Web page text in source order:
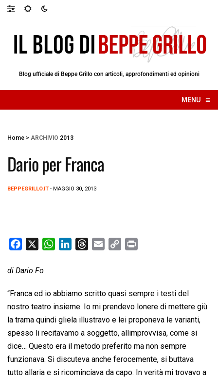
Blog ufficiale di Beppe Grillo con articoli, approfondimenti ed opinioni
MENU ≡
☰
Home > ARCHIVIO 2013
Dario per Franca
BEPPEGRILLO.IT - MAGGIO 30, 2013
c
b
o
o
k
W
s
A
p
p
e
d
I
n
a
d
s
l
L
i
n
k
t
di Dario Fo
“Franca ed io abbiamo scritto quasi sempre i testi del
nostro teatro insieme. Io mi prendevo lonere di mettere giù
la trama quindi gliela illustravo e lei proponeva le varianti,
spesso li recitavamo a soggetto, allimprovvisa, come si
dice… Questo era il metodo preferito ma non sempre
funzionava. Si discuteva anche ferocemente, si buttava
tutto allaria e si ricominciava da capo. In verità mi trovavo a